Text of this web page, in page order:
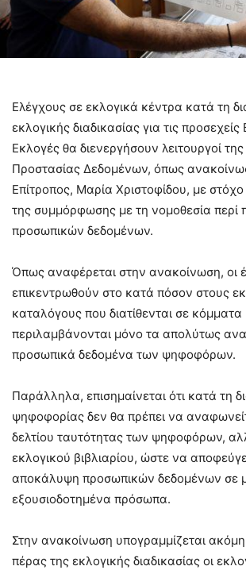
Ελέγχους σε εκλογικά κέντρα κατά τη
εκλογικής διαδικασίας για τις προσεχείς
Εκλογές θα διενεργήσουν λειτουργοί
Προστασίας Δεδομένων, όπως
Επίτροπος, Μαρία Χριστοφίδου, με
της συμμόρφωσης με τη νομοθεσία περί
προσωπικών δεδομένων.
Όπως αναφέρεται στην ανακοίνωση, οι
επικεντρωθούν στο κατά πόσον στους
καταλόγους που διατίθενται σε
περιλαμβάνονται μόνο τα απολύτως
προσωπικά δεδομένα των ψηφοφόρων.
Παράλληλα, επισημαίνεται ότι κατά τη
ψηφοφορίας δεν θα πρέπει να
δελτίου ταυτότητας των ψηφοφόρων,
εκλογικού βιβλιαρίου, ώστε να
αποκάλυψη προσωπικών δεδομένων σε
εξουσιοδοτημένα πρόσωπα.
Στην ανακοίνωση υπογραμμίζεται ακόμη
πέρας της εκλογικής διαδικασίας οι